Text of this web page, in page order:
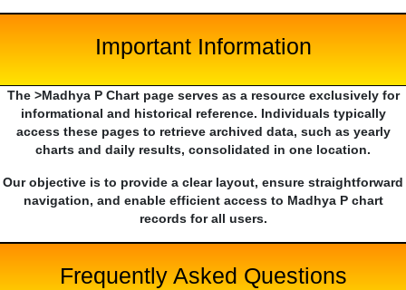
Important Information
The >Madhya P Chart page serves as a resource exclusively for
informational and historical reference. Individuals typically
access these pages to retrieve archived data, such as yearly
charts and daily results, consolidated in one location.
Our objective is to provide a clear layout, ensure straightforward
navigation, and enable efficient access to Madhya P chart
records for all users.
Frequently Asked Questions